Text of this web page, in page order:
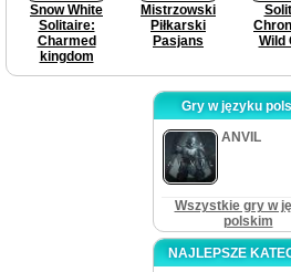
Snow White
Solitaire:
Charmed
kingdom
Mistrzowski
Piłkarski
Pasjans
Wild
Gry w języku
ANVIL
Wszystkie gry w
polskim
NAJLEPSZE